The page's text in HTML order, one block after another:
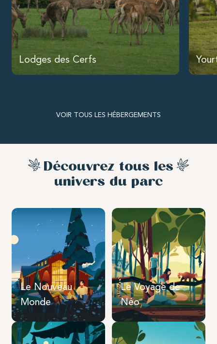
VOIR TOUS LES HÉBERGEMENTS
Lodges des Cerfs
Découvrez tous les
univers du parc
Le Nouveau
Monde
Le Voyage de
Néo